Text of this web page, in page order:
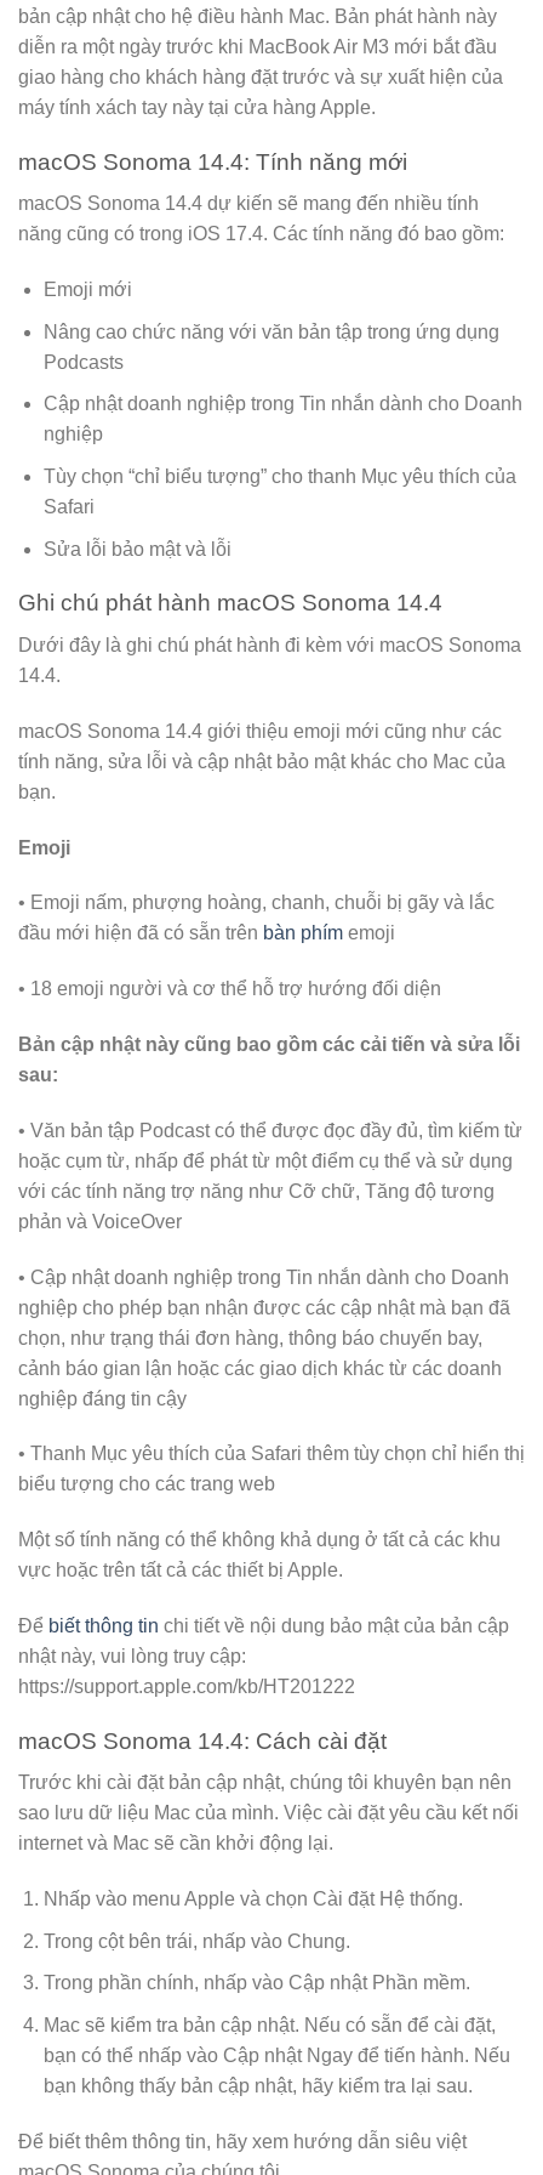
bản cập nhật cho hệ điều hành Mac. Bản phát hành này
diễn ra một ngày trước khi MacBook Air M3 mới bắt đầu
giao hàng cho khách hàng đặt trước và sự xuất hiện của
máy tính xách tay này tại cửa hàng Apple.
macOS Sonoma 14.4: Tính năng mới
macOS Sonoma 14.4 dự kiến sẽ mang đến nhiều tính
năng cũng có trong iOS 17.4. Các tính năng đó bao gồm:
Emoji mới
Nâng cao chức năng với văn bản tập trong ứng dụng
Podcasts
Cập nhật doanh nghiệp trong Tin nhắn dành cho Doanh
nghiệp
Tùy chọn “chỉ biểu tượng” cho thanh Mục yêu thích của
Safari
Sửa lỗi bảo mật và lỗi
Ghi chú phát hành macOS Sonoma 14.4
Dưới đây là ghi chú phát hành đi kèm với macOS Sonoma
14.4.
macOS Sonoma 14.4 giới thiệu emoji mới cũng như các
tính năng, sửa lỗi và cập nhật bảo mật khác cho Mac của
bạn.
Emoji
• Emoji nấm, phượng hoàng, chanh, chuỗi bị gãy và lắc
đầu mới hiện đã có sẵn trên bàn phím emoji
• 18 emoji người và cơ thể hỗ trợ hướng đối diện
Bản cập nhật này cũng bao gồm các cải tiến và sửa lỗi
sau:
• Văn bản tập Podcast có thể được đọc đầy đủ, tìm kiếm từ
hoặc cụm từ, nhấp để phát từ một điểm cụ thể và sử dụng
với các tính năng trợ năng như Cỡ chữ, Tăng độ tương
phản và VoiceOver
• Cập nhật doanh nghiệp trong Tin nhắn dành cho Doanh
nghiệp cho phép bạn nhận được các cập nhật mà bạn đã
chọn, như trạng thái đơn hàng, thông báo chuyến bay,
cảnh báo gian lận hoặc các giao dịch khác từ các doanh
nghiệp đáng tin cậy
• Thanh Mục yêu thích của Safari thêm tùy chọn chỉ hiển thị
biểu tượng cho các trang web
Một số tính năng có thể không khả dụng ở tất cả các khu
vực hoặc trên tất cả các thiết bị Apple.
Để biết thông tin chi tiết về nội dung bảo mật của bản cập
nhật này, vui lòng truy cập:
https://support.apple.com/kb/HT201222
macOS Sonoma 14.4: Cách cài đặt
Trước khi cài đặt bản cập nhật, chúng tôi khuyên bạn nên
sao lưu dữ liệu Mac của mình. Việc cài đặt yêu cầu kết nối
internet và Mac sẽ cần khởi động lại.
Nhấp vào menu Apple và chọn Cài đặt Hệ thống.
Trong cột bên trái, nhấp vào Chung.
Trong phần chính, nhấp vào Cập nhật Phần mềm.
Mac sẽ kiểm tra bản cập nhật. Nếu có sẵn để cài đặt,
bạn có thể nhấp vào Cập nhật Ngay để tiến hành. Nếu
bạn không thấy bản cập nhật, hãy kiểm tra lại sau.
Để biết thêm thông tin, hãy xem hướng dẫn siêu việt